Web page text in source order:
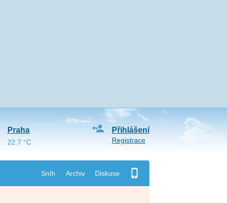
Sníh Archiv Diskuse
Přihlášení
Registrace
Praha
22.7 °C